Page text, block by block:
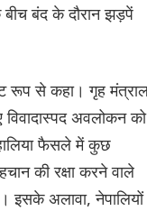
बीच बंद के दौरान झड़पें
रूप से कहा। गृह
विवादास्पद अवलोकन को
फैसले में कुछ
की रक्षा करने वाले
इसके अलावा, नेपालियों